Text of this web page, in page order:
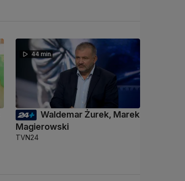
44 min
Waldemar Żurek, Marek
Magierowski
TVN24